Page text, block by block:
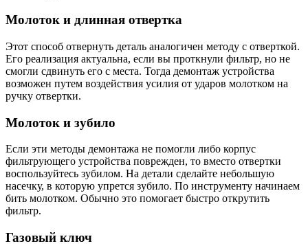
Молоток и длинная отвертка
Этот способ отвернуть деталь аналогичен методу с отверткой.
Его реализация актуальна, если вы проткнули фильтр, но не
смогли сдвинуть его с места. Тогда демонтаж устройства
возможен путем воздействия усилия от ударов молотком на
ручку отвертки.
Молоток и зубило
Если эти методы демонтажа не помогли либо корпус
фильтрующего устройства поврежден, то вместо отвертки
воспользуйтесь зубилом. На детали сделайте небольшую
насечку, в которую упрется зубило. По инструменту начинаем
бить молотком. Обычно это помогает быстро открутить
фильтр.
Газовый ключ